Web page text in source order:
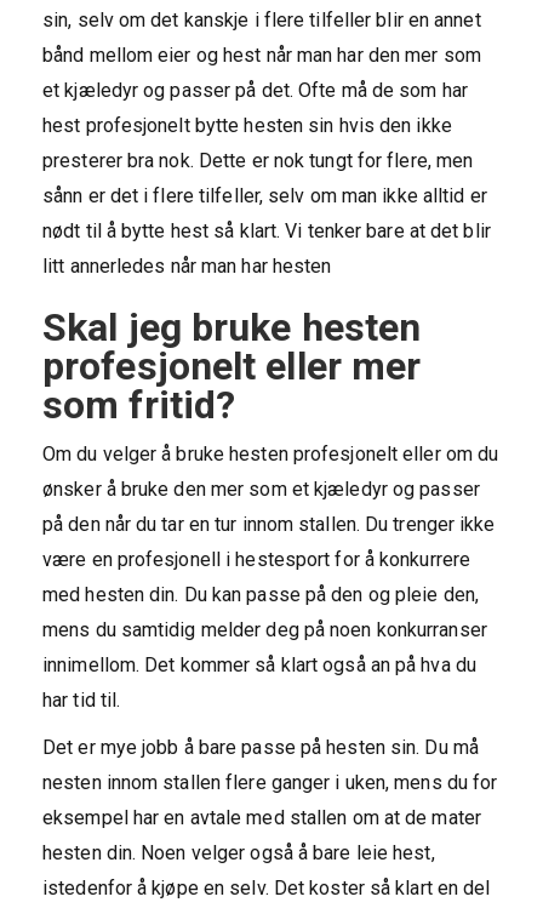
sin, selv om det kanskje i flere tilfeller blir en annet
bånd mellom eier og hest når man har den mer som
et kjæledyr og passer på det. Ofte må de som har
hest profesjonelt bytte hesten sin hvis den ikke
presterer bra nok. Dette er nok tungt for flere, men
sånn er det i flere tilfeller, selv om man ikke alltid er
nødt til å bytte hest så klart. Vi tenker bare at det blir
litt annerledes når man har hesten
Skal jeg bruke hesten
profesjonelt eller mer
som fritid?
Om du velger å bruke hesten profesjonelt eller om du
ønsker å bruke den mer som et kjæledyr og passer
på den når du tar en tur innom stallen. Du trenger ikke
være en profesjonell i hestesport for å konkurrere
med hesten din. Du kan passe på den og pleie den,
mens du samtidig melder deg på noen konkurranser
innimellom. Det kommer så klart også an på hva du
har tid til.
Det er mye jobb å bare passe på hesten sin. Du må
nesten innom stallen flere ganger i uken, mens du for
eksempel har en avtale med stallen om at de mater
hesten din. Noen velger også å bare leie hest,
istedenfor å kjøpe en selv. Det koster så klart en del